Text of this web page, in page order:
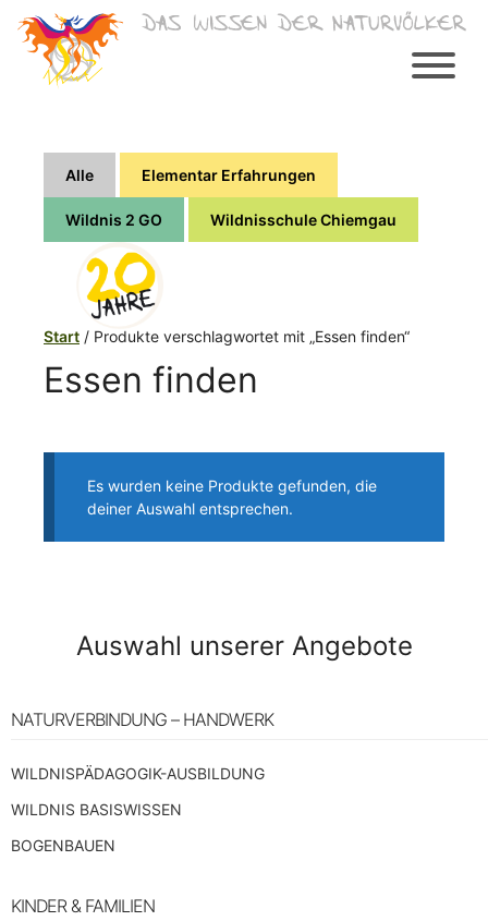
Inhalt
springen
Alle Elementar Erfahrungen
Wildnis 2 GO Wildnisschule Chiemgau
Start / Produkte verschlagwortet mit „Essen finden“
Essen finden
Es wurden keine Produkte gefunden, die
deiner Auswahl entsprechen.
Auswahl unserer Angebote
NATURVERBINDUNG – HANDWERK
WILDNISPÄDAGOGIK-AUSBILDUNG
WILDNIS BASISWISSEN
BOGENBAUEN
KINDER & FAMILIEN